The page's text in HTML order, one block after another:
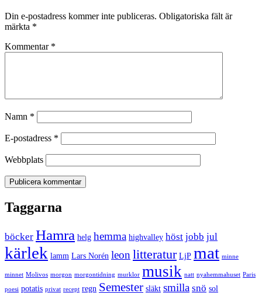
Din e-postadress kommer inte publiceras. Obligatoriska fält är
märkta *
Kommentar *
Namn *
E-postadress *
Webbplats
Taggarna
böcker Hamra helg hemma highvalley höst jobb jul
kärlek lamm Lars Norén leon litteratur LjP mat minne
minnet Molivos morgon morgontidning murklor musik natt nyahemmahuset Paris
poesi potatis privat recept regn Semester släkt smilla snö sol